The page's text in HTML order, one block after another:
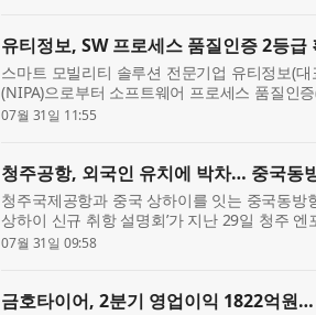
유티정보, SW 프로세스 품질인증 2등급
스마트 모빌리티 솔루션 전문기업 유티정보(
(NIPA)으로부터 소프트웨어 프로세스 품질인
Certification) 2등급을 전사(全社) 범위로 획
07월 31일 11:55
청주공항, 외국인 유치에 박차… 중국동
청주국제공항과 중국 상하이를 잇는 중국동방
상하이 신규 취항 설명회’가 지난 29일 청주
공항은 최근 외국인 관광객 유치에서 두드러
07월 31일 09:58
금호타이어, 2분기 영업이익 1822억원